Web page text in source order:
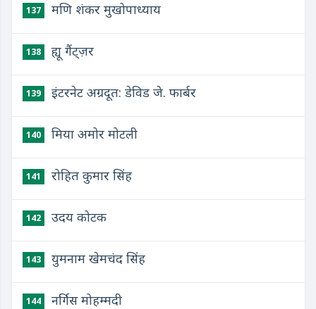
137 मणि शंकर मुखोपाध्याय
138 ह्यू गैंट्ज़र
139 इंटरनेट अग्रदूत: डेविड जे. फार्बर
140 मिया अमोर मोटली
141 रोहित कुमार सिंह
142 उदय कोटक
143 युमनाम खेमचंद सिंह
144 नर्गिस मोहम्मदी